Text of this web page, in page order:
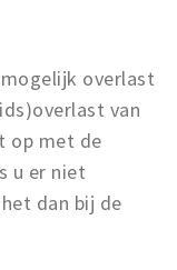
overlast
van
op met de
u er niet
dan bij de